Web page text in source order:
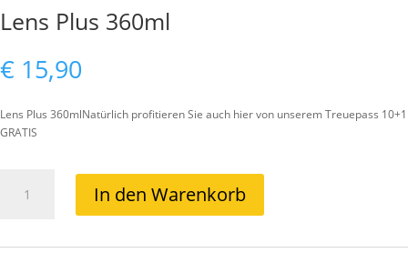
Lens Plus 360ml
€ 15,90
Lens Plus 360mlNatürlich profitieren Sie auch hier von unserem Treuepass 10+1
GRATIS
In den Warenkorb